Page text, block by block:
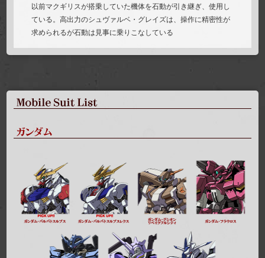
以前マクギリスが搭乗していた機体を石動が引き継ぎ、使用し
ている。高出力のシュヴァルベ・グレイズは、操作に精密性が
求められるが石動は見事に乗りこなしている